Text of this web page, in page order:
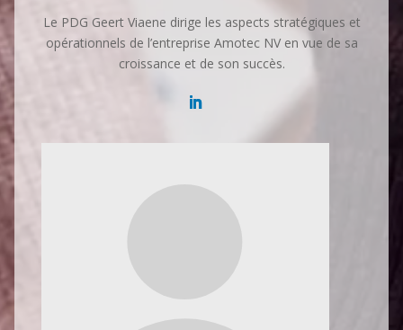
Le PDG Geert Viaene dirige les aspects stratégiques et
opérationnels de l’entreprise Amotec NV en vue de sa
croissance et de son succès.